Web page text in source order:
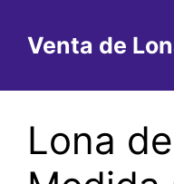
contenido
Venta de
Lona